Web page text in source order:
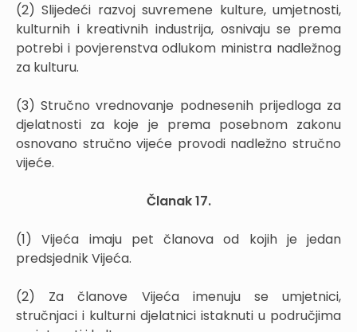
(2) Slijedeći razvoj suvremene kulture, umjetnosti,
kulturnih i kreativnih industrija, osnivaju se prema
potrebi i povjerenstva odlukom ministra nadležnog
za kulturu.
(3) Stručno vrednovanje podnesenih prijedloga za
djelatnosti za koje je prema posebnom zakonu
osnovano stručno vijeće provodi nadležno stručno
vijeće.
Članak 17.
(1) Vijeća imaju pet članova od kojih je jedan
predsjednik Vijeća.
(2) Za članove Vijeća imenuju se umjetnici,
stručnjaci i kulturni djelatnici istaknuti u područjima